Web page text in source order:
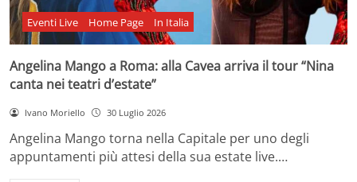
Eventi Live Home Page In Italia
Angelina Mango a Roma: alla Cavea arriva il tour “Nina
canta nei teatri d’estate”
Ivano Moriello 30 Luglio 2026
Angelina Mango torna nella Capitale per uno degli
appuntamenti più attesi della sua estate live.…